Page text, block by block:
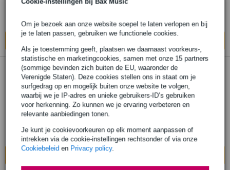
Om je bezoek aan onze website soepel te laten verlopen en bij
je te laten passen, gebruiken we functionele cookies.
Als je toestemming geeft, plaatsen we daarnaast voorkeurs-,
statistische en marketingcookies, samen met onze 15 partners
(sommige bevinden zich buiten de EU, waaronder de
Verenigde Staten). Deze cookies stellen ons in staat om je
surfgedrag op en mogelijk buiten onze website te volgen,
waarbij we je IP-adres en unieke gebruikers-ID’s gebruiken
voor herkenning. Zo kunnen we je ervaring verbeteren en
relevante aanbiedingen tonen.
Je kunt je cookievoorkeuren op elk moment aanpassen of
intrekken via de cookie-instellingen rechtsonder of via onze
Cookiebeleid en Privacy policy.
De Haske Decemberboek voor Klassiek
Gitaar
Adviesprijs € 33,-
Op voorraad bij de leverancier
In mijn winkelwagen